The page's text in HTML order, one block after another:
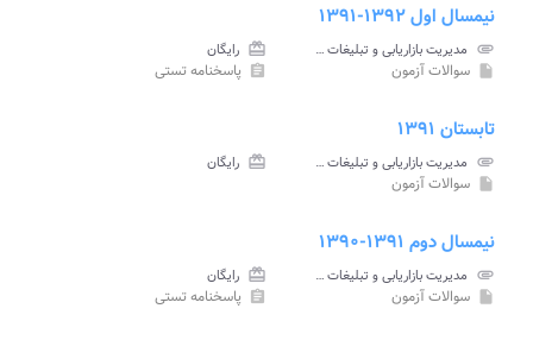
نیمسال اول ۱۳۹۲-۱۳۹۱
attachment مدیریت بازاریابی و تبلیغات جهانگردی پیام نور card_giftcard رایگان
insert_drive_file سوالات آزمون assignment پاسخنامه تستی
تابستان ۱۳۹۱
attachment مدیریت بازاریابی و تبلیغات جهانگردی پیام نور card_giftcard رایگان
insert_drive_file سوالات آزمون
نیمسال دوم ۱۳۹۱-۱۳۹۰
attachment مدیریت بازاریابی و تبلیغات جهانگردی پیام نور card_giftcard رایگان
insert_drive_file سوالات آزمون assignment پاسخنامه تستی